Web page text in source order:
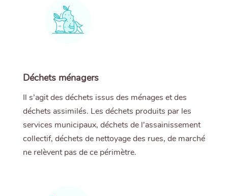
Déchets ménagers
Il s’agit des déchets issus des ménages et des
déchets assimilés. Les déchets produits par les
services municipaux, déchets de l’assainissement
collectif, déchets de nettoyage des rues, de marché
ne relèvent pas de ce périmètre.